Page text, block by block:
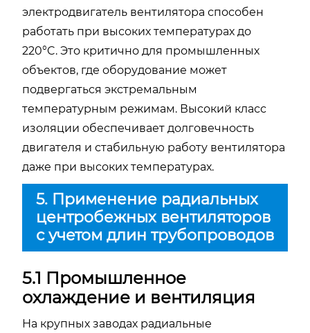
электродвигатель вентилятора способен
работать при высоких температурах до
220°C. Это критично для промышленных
объектов, где оборудование может
подвергаться экстремальным
температурным режимам. Высокий класс
изоляции обеспечивает долговечность
двигателя и стабильную работу вентилятора
даже при высоких температурах.
5. Применение радиальных
центробежных вентиляторов
с учетом длин трубопроводов
5.1 Промышленное
охлаждение и вентиляция
На крупных заводах радиальные